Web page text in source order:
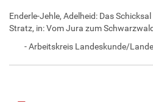
Enderle-Jehle, Adelheid: Das
Stratz, in: Vom Jura zum
- Arbeitskreis Landeskunde/